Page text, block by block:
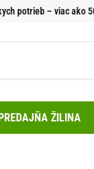
potrieb – viac ako
ŽILINA